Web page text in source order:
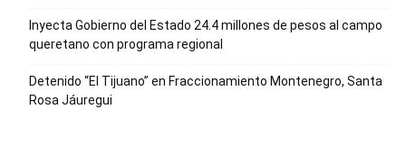
Inyecta Gobierno del Estado 24.4 millones de pesos al campo
queretano con programa regional
Detenido “El Tijuano” en Fraccionamiento Montenegro, Santa
Rosa Jáuregui